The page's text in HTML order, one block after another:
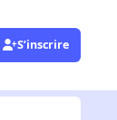
S’inscrire